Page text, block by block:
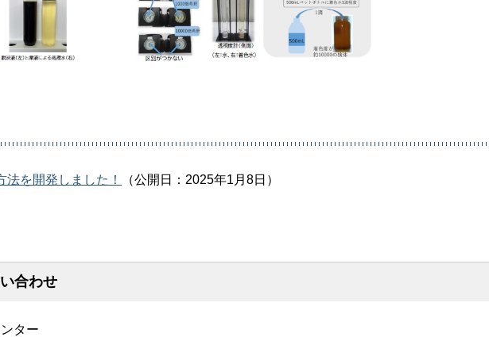
法を開発しました！ （公開日：2025年1月8日）
合わせ
ター